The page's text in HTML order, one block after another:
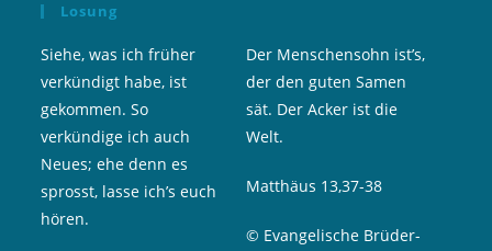
Losung
Siehe, was ich früher
verkündigt habe, ist
gekommen. So
verkündige ich auch
Neues; ehe denn es
sprosst, lasse ich’s euch
hören.
Der Menschensohn ist’s,
der den guten Samen
sät. Der Acker ist die
Welt.
Matthäus 13,37-38
© Evangelische Brüder-